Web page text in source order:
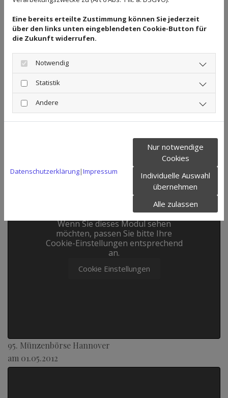
97. Münzenbörse Hannover
am 01.05.2013
Youtube inaktiv
Aufgrund Ihrer Cookie-Einstellungen
kann dieses Modul nicht geladen
Wenn Sie dieses Modul sehen
möchten, passen Sie bitte Ihre
Cookie-Einstellungen entsprechend
an.
Cookie Einstellungen
95. Münzenbörse Hannover
am 01.05.2012
Eine bereits erteilte Zustimmung können Sie jederzeit
über den links unten eingeblendeten Cookie-Button für
die Zukunft widerrufen.
Notwendig
Statistik
Andere
Datenschutzerklärung|Impressum
Nur notwendige
Cookies
Individuelle Auswahl
übernehmen
Alle zulassen